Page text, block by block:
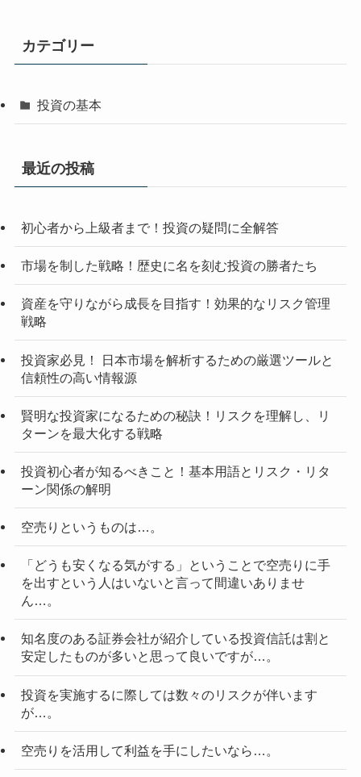
カテゴリー
投資の基本
最近の投稿
初心者から上級者まで！投資の疑問に全解答
市場を制した戦略！歴史に名を刻む投資の勝者たち
資産を守りながら成長を目指す！効果的なリスク管理
戦略
投資家必見！ 日本市場を解析するための厳選ツールと
信頼性の高い情報源
賢明な投資家になるための秘訣！リスクを理解し、リ
ターンを最大化する戦略
投資初心者が知るべきこと！基本用語とリスク・リタ
ーン関係の解明
空売りというものは…。
「どうも安くなる気がする」ということで空売りに手
を出すという人はいないと言って間違いありませ
ん…。
知名度のある証券会社が紹介している投資信託は割と
安定したものが多いと思って良いですが…。
投資を実施するに際しては数々のリスクが伴います
が…。
空売りを活用して利益を手にしたいなら…。